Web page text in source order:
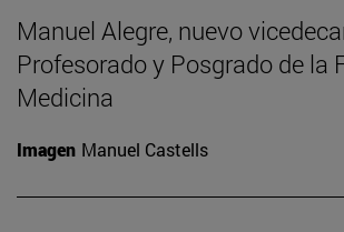
Manuel Alegre, nuevo
Profesorado y Posgrado de la
Medicina
Imagen Manuel Castells